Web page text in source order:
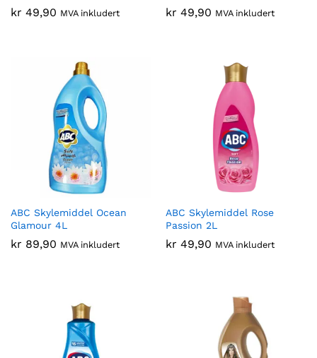
kr 49,90 MVA inkludert kr 49,90 MVA inkludert
ABC Skylemiddel Ocean
Glamour 4L
kr 89,90 MVA inkludert
ABC Skylemiddel Rose
Passion 2L
kr 49,90 MVA inkludert